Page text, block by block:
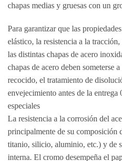
chapas medias y gruesas con un
Para garantizar que las
elástico, la resistencia a la
las distintas chapas de acero
chapas de acero deben someterse
recocido, el tratamiento de
envejecimiento antes de la
especiales
La resistencia a la corrosión del
principalmente de su composición
titanio, silicio, aluminio, etc.) y de
interna. El cromo desempeña el